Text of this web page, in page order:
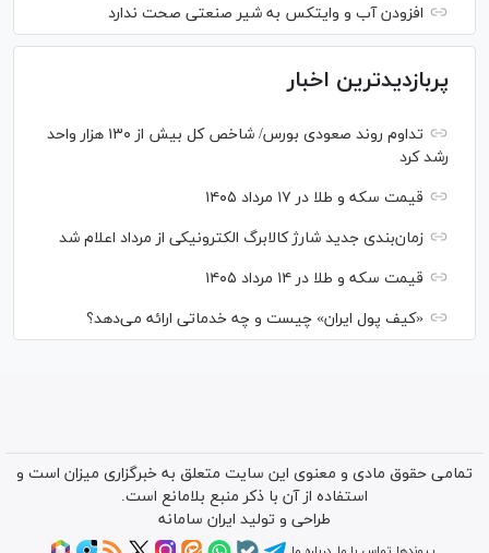
افزودن آب و وایتکس به شیر صنعتی صحت ندارد
پربازدیدترین اخبار
تداوم روند صعودی بورس/ شاخص کل بیش از ۱۳۰ هزار واحد
رشد کرد
قیمت سکه و طلا در ۱۷ مرداد ۱۴۰۵
زمان‌بندی جدید شارژ کالابرگ الکترونیکی از مرداد اعلام شد
قیمت سکه و طلا در ۱۴ مرداد ۱۴۰۵
«کیف پول ایران» چیست و چه خدماتی ارائه می‌دهد؟
تمامی حقوق مادی و معنوی این سایت متعلق به خبرگزاری میزان است و
استفاده از آن با ذکر منبع بلامانع است.
طراحی و تولید ایران سامانه